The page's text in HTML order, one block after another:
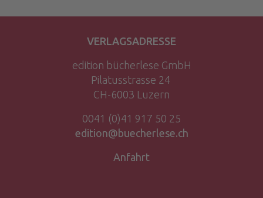
VERLAGSADRESSE
edition bücherlese GmbH
Pilatusstrasse 24
CH-6003 Luzern
0041 (0)41 917 50 25
edition@buecherlese.ch
Anfahrt